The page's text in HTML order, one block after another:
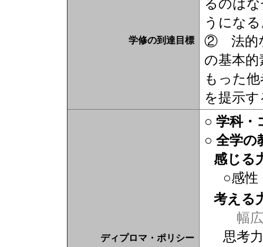
学修の到達目標
るのは
うにな
② 法的
の基本
もった
を提示
ディプロマ・ポリシー
○ 学科・
○ 全学の
感じる
○感性
考える
幅
思考力